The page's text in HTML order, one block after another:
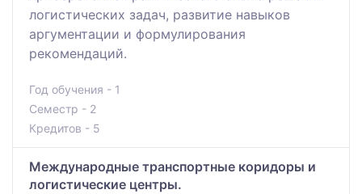
логистических задач, развитие навыков
аргументации и формулирования
рекомендаций.
Год обучения - 1
Семестр - 2
Кредитов - 5
Международные транспортные коридоры и
логистические центры.